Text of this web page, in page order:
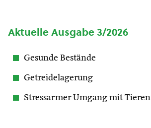
Aktuelle Ausgabe 3/2026
Gesunde Bestände
Getreidelagerung
Stressarmer Umgang mit Tieren